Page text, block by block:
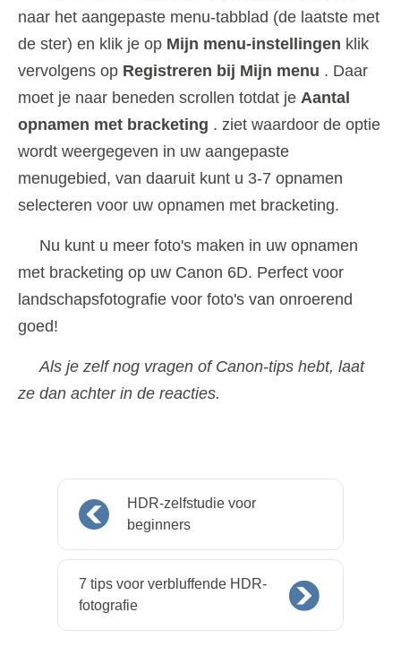
naar het aangepaste menu-tabblad (de laatste met
de ster) en klik je op Mijn menu-instellingen klik
vervolgens op Registreren bij Mijn menu . Daar
moet je naar beneden scrollen totdat je Aantal
opnamen met bracketing . ziet waardoor de optie
wordt weergegeven in uw aangepaste
menugebied, van daaruit kunt u 3-7 opnamen
selecteren voor uw opnamen met bracketing.
Nu kunt u meer foto's maken in uw opnamen
met bracketing op uw Canon 6D. Perfect voor
landschapsfotografie voor foto's van onroerend
goed!
Als je zelf nog vragen of Canon-tips hebt, laat
ze dan achter in de reacties.
HDR-zelfstudie voor
beginners
7 tips voor verbluffende HDR-
fotografie